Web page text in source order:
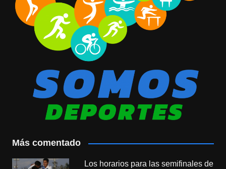
Más comentado
Los horarios para las semifinales de